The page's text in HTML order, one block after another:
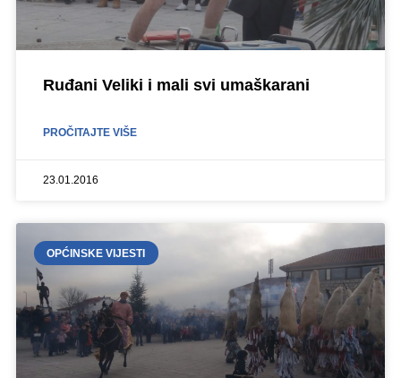
Ruđani Veliki i mali svi umaškarani
PROČITAJTE VIŠE
23.01.2016
OPĆINSKE VIJESTI